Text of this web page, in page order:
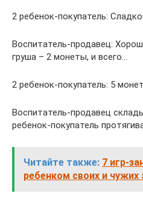
2 ребенок-покупатель:
Воспитатель-продавец:
груша – 2 монеты, и всего…
2 ребенок-покупатель: 5
Воспитатель-продавец
ребенок-покупатель
Читайте также: 7 игр-
ребенком своих и